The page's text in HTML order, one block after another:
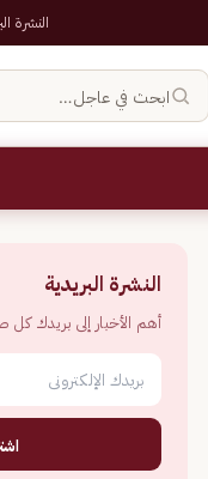
النشرة
ابحث في عاجل…
النشرة البريدية
أهم الأخبار إلى بريدك كل